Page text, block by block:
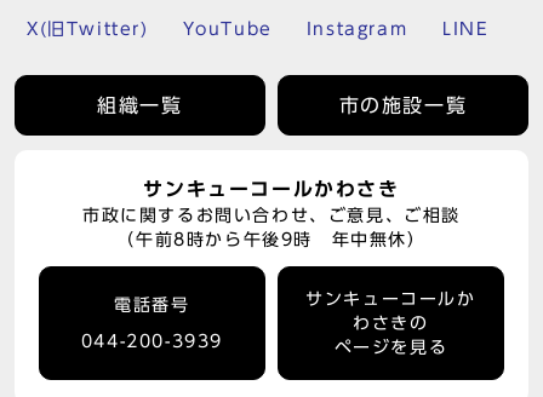
X(旧Twitter) YouTube Instagram LINE
組織一覧 市の施設一覧
サンキューコールかわさき
市政に関するお問い合わせ、ご意見、ご相談
（午前8時から午後9時 年中無休）
電話番号
044-200-3939
サンキューコールか
わさきの
ページを見る